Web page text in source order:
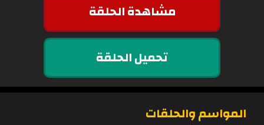
مشاهدة الحلقة
تحميل الحلقة
المواسم والحلقات